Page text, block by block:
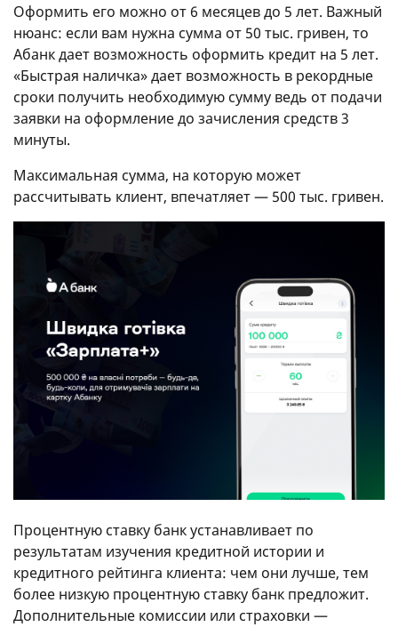
Оформить его можно от 6 месяцев до 5 лет. Важный
нюанс: если вам нужна сумма от 50 тыс. гривен, то
Абанк дает возможность оформить кредит на 5 лет.
«Быстрая наличка» дает возможность в рекордные
сроки получить необходимую сумму ведь от подачи
заявки на оформление до зачисления средств 3
минуты.
Максимальная сумма, на которую может
рассчитывать клиент, впечатляет — 500 тыс. гривен.
Процентную ставку банк устанавливает по
результатам изучения кредитной истории и
кредитного рейтинга клиента: чем они лучше, тем
более низкую процентную ставку банк предложит.
Дополнительные комиссии или страховки —